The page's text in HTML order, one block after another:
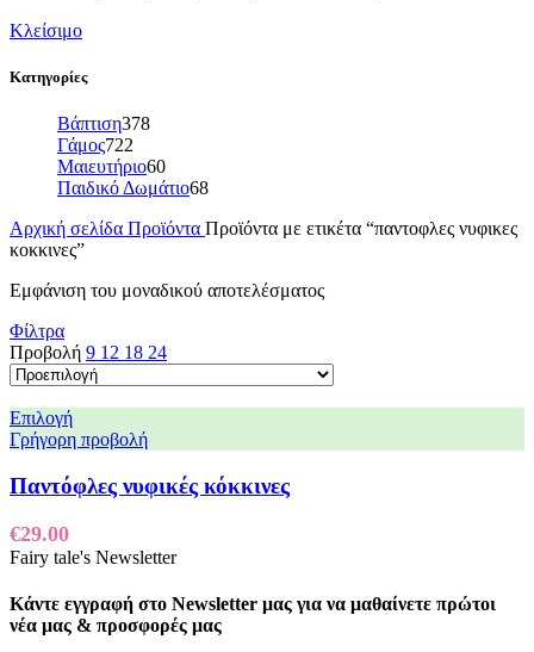
Κλείσιμο
Κατηγορίες
Βάπτιση378
Γάμος722
Μαιευτήριο60
Παιδικό Δωμάτιο68
Αρχική σελίδα Προϊόντα Προϊόντα με ετικέτα “παντοφλες νυφικες
κοκκινες”
Εμφάνιση του μοναδικού αποτελέσματος
Φίλτρα
Προβολή 9 12 18 24
Επιλογή
Γρήγορη προβολή
Παντόφλες νυφικές κόκκινες
€29.00
Fairy tale's Newsletter
Κάντε εγγραφή στο Newsletter μας για να μαθαίνετε πρώτοι
νέα μας & προσφορές μας